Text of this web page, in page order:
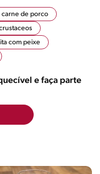
carne de porco
com peixe
e faça parte